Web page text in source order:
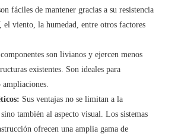
fáciles de mantener gracias a su resistencia
el viento, la humedad, entre otros factores
componentes son livianos y ejercen menos
existentes. Son ideales para
Sus ventajas no se limitan a la
también al aspecto visual. Los sistemas
ofrecen una amplia gama de